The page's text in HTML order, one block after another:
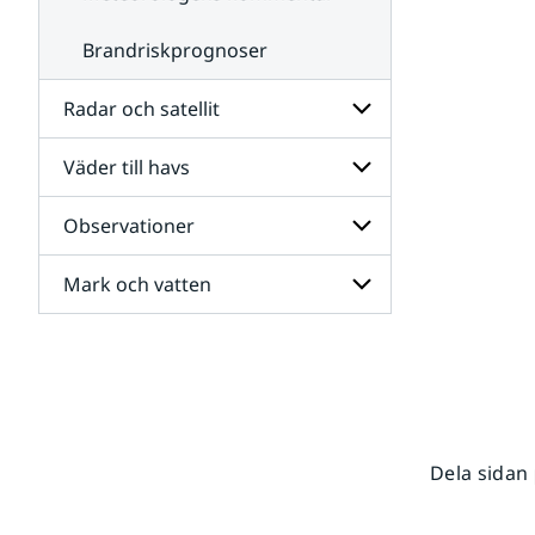
Brandriskprognoser
Radar och satellit
Undersidor
för
Radar
och
satellit
Väder till havs
Undersidor
för
Väder
till
havs
Observationer
Undersidor
för
Mark och vatten
Dela sidan